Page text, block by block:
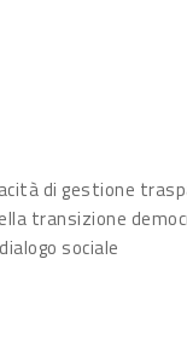
di gestione
transizione
sociale